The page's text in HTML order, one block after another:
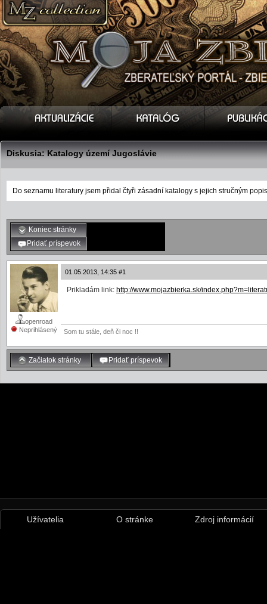
Diskusia:Katalogy území Jugoslávie
Do seznamu literatury jsem přidal čtyři zásadní katalogy s jejich stručným
Koniec stránky
Pridať príspevok
openroad
Neprihlásený
01.05.2013, 14:35 #1
Prikladám link: http://www.mojazbierka.sk/
Som tu stále, deň či noc !!
Začiatok stránky Pridať príspevok
Užívatelia O stránke Zdroj informácií